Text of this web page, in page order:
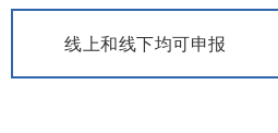
线上和线下均可申报